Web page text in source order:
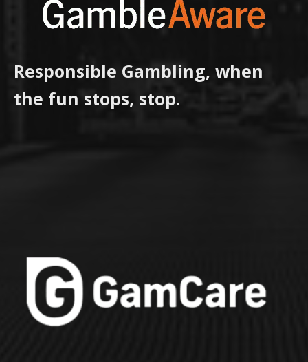
Responsible Gambling, when
the fun stops, stop.